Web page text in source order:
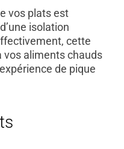
vos plats est
isolation
cette
aliments chauds
de pique